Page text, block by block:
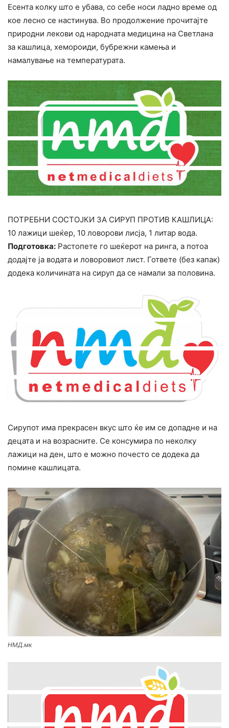
Есента колку што е убава, со себе носи ладно време од
кое лесно се настинува. Во продолжение прочитајте
природни лекови од народната медицина на Светлана
за кашлица, хемороиди, бубрежни камења и
намалување на температурата.
ПОТРЕБНИ СОСТОЈКИ ЗА СИРУП ПРОТИВ КАШЛИЦА:
10 лажици шеќер, 10 ловорови лисја, 1 литар вода.
Подготовка: Растопете го шеќерот на ринга, а потоа
додајте ја водата и ловоровиот лист. Гответе (без капак)
додека количината на сируп да се намали за половина.
Сирупот има прекрасен вкус што ќе им се допадне и на
децата и на возрасните. Се конcyмира по неколку
лажици на ден, што е можно почесто се додека да
помине кашлицата.
НМД.мк